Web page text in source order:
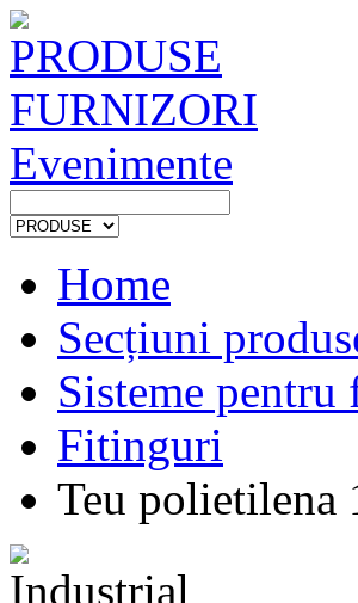
PRODUSE
FURNIZORI
Evenimente
Home
Secțiuni
Sisteme
Fitinguri
Teu polietilena